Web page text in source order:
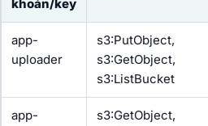
khoản/key
app-
uploader
s3:PutObject,
s3:GetObject,
s3:ListBucket
app-
s3:GetObject,